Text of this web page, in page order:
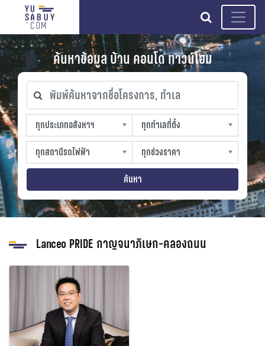
search
ค้นหาข้อมูล บ้าน คอนโด ทาวน์โฮม
พิมพ์ค้นหาจากชื่อโครงการ, ทำเล
ทุกประเภทอสังหาฯ
ทุกประเภทอสังหาฯ
sproperty
ทุกทำเลที่ตั้ง
ทุกทำเลที่ตั้ง
slocation
ทุกสถานีรถไฟฟ้า
ทุกสถานีรถไฟฟ้า
strain-station
ทุกช่วงราคา
ทุกช่วงราคา
sprice
ค้นหา
Lanceo PRIDE กาญจนาภิเษก-คลองถนน